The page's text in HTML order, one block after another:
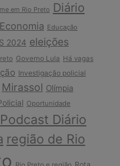
em Rio Preto Diário
Economia Educação
2024 eleições
Governo Lula Há vagas
Investigação policial
Mirassol Olímpia
Oportunidade
Podcast Diário
região de Rio